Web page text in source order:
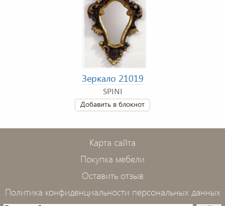
Зеркало 21019
SPINI
Добавить в блокнот
Карта сайта
Покупка мебели
Оставить отзыв
Политика конфиденциальности персональных данных